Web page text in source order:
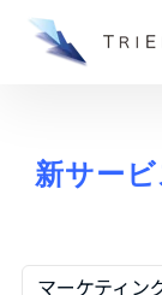
新サー
マーケティン